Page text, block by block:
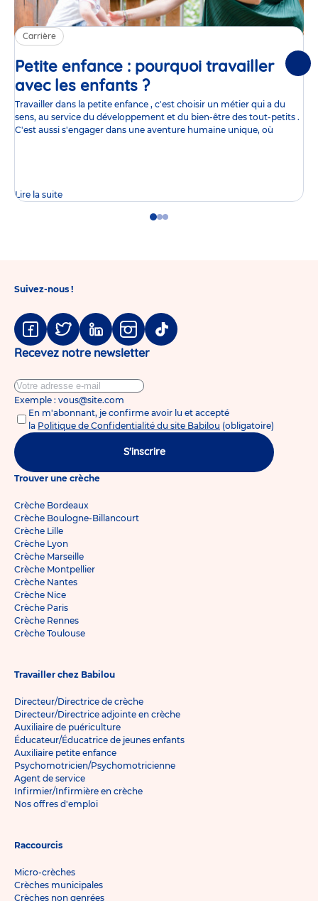
Carrière
Petite enfance : pourquoi travailler
avec les enfants ?Article
Travailler dans la petite enfance , c'est choisir un métier qui a du
sens, au service du développement et du bien-être des tout-petits .
C'est aussi s'engager dans une aventure humaine unique, où
Lire la suite
GoGoGo
Suivez-nous !
Facebook
TwitterLinkedinInstagram
Tiktok
Recevez notre newsletter
Exemple : vous@site.com
En m'abonnant, je confirme avoir lu et accepté
la Politique de Confidentialité du site Babilou (obligatoire)
S'inscrire
Trouver une crèche
Crèche Bordeaux
Crèche Boulogne-Billancourt
Crèche Lille
Crèche Lyon
Crèche Marseille
Crèche Montpellier
Crèche Nantes
Crèche Nice
Crèche Paris
Crèche Rennes
Crèche Toulouse
Travailler chez Babilou
Directeur/Directrice de crèche
Directeur/Directrice adjointe en crèche
Auxiliaire de puériculture
Éducateur/Éducatrice de jeunes enfants
Auxiliaire petite enfance
Psychomotricien/Psychomotricienne
Agent de service
Infirmier/Infirmière en crèche
Nos offres d'emploi
Raccourcis
Micro-crèches
Crèches municipales
Crèches non genrées